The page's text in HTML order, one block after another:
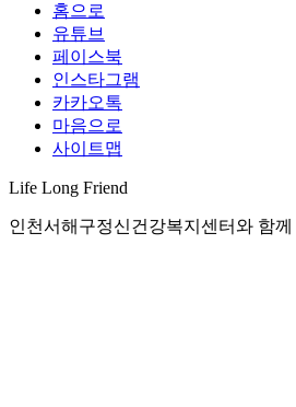
홈으로
유튜브
페이스북
인스타그램
카카오톡
마음으로
사이트맵
Life Long Friend
인천서해구정신건강복지센터와 함께